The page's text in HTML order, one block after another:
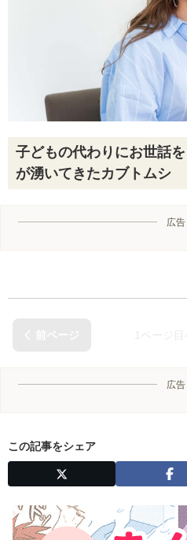
子どもの代わりにお世話
が湧いてきたカブトムシ
広告
広告
この記事をシェア